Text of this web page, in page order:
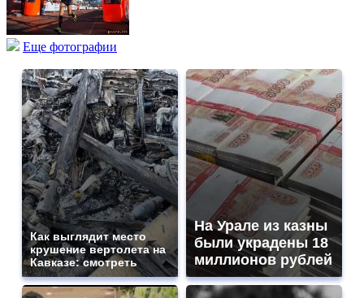
Еще фотографии
Как выглядит место
крушение вертолета на
Кавказе: смотреть
На Урале из казны
были украдены 18
миллионов рублей